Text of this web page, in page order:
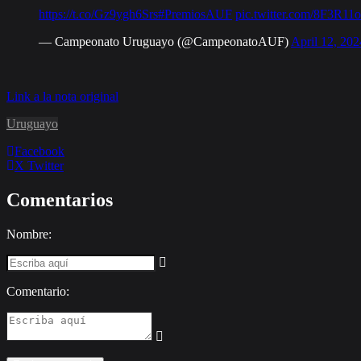
https://t.co/Gz9ygh6Srs#PremiosAUF pic.twitter.com/
— Campeonato Uruguayo (@CampeonatoAUF) April 12,
Link a la nota original
Uruguayo
Facebook
X Twitter
Comentarios
Nombre:
Comentario: